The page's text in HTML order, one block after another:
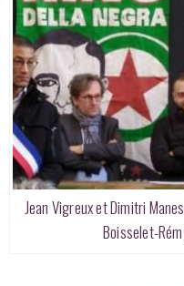
Jean Vigreux et Dimitri
Boisselet-